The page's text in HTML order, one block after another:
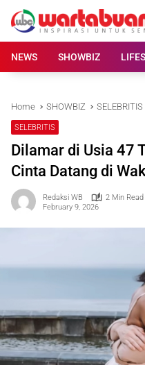
content
NEWS
SHOWBIZ
Home SHOWBIZ SELEBRITIS
SELEBRITIS
Dilamar di Usia 47
Cinta Datang di
Redaksi WB
2 Min Read
February 9, 2026